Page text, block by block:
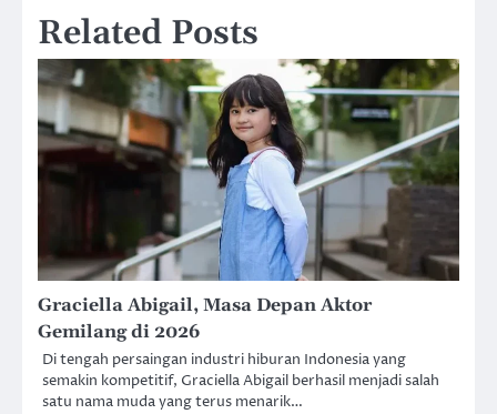
Related Posts
Graciella Abigail, Masa Depan Aktor
Gemilang di 2026
Di tengah persaingan industri hiburan Indonesia yang
semakin kompetitif, Graciella Abigail berhasil menjadi salah
satu nama muda yang terus menarik…